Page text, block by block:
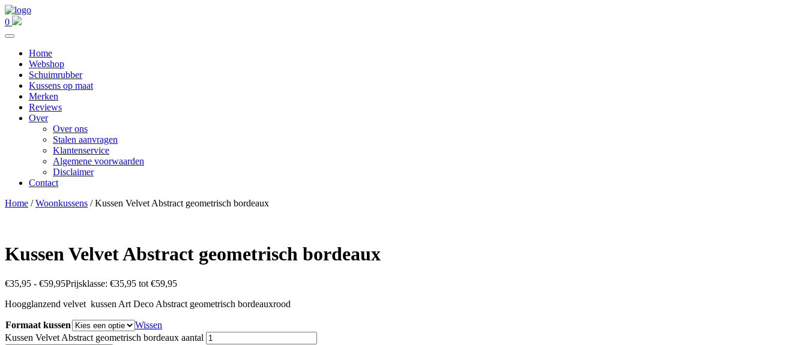
0
Home
Webshop
Schuimrubber
Kussens op maat
Merken
Reviews
Over
Over ons
Stalen aanvragen
Klantenservice
Algemene voorwaarden
Disclaimer
Contact
Home /Woonkussens / Kussen Velvet Abstract geometrisch bordeaux
Kussen Velvet Abstract geometrisch bordeaux
€35,95 - €59,95Prijsklasse: €35,95 tot €59,95
Hoogglanzend velvet kussen Art Deco Abstract geometrisch bordeauxrood
Formaat kussen
Wissen
Kussen Velvet Abstract geometrisch bordeaux aantal